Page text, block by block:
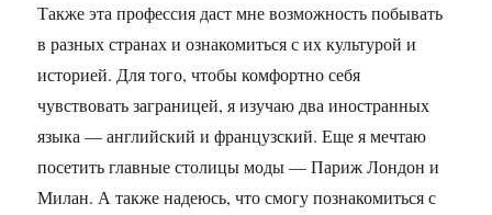
Также эта профессия даст мне возможность побывать
в разных странах и ознакомиться с их культурой и
историей. Для того, чтобы комфортно себя
чувствовать заграницей, я изучаю два иностранных
языка — английский и французский. Еще я мечтаю
посетить главные столицы моды — Париж Лондон и
Милан. А также надеюсь, что смогу познакомиться с